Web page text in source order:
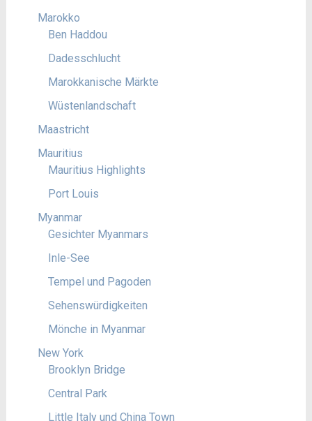
Marokko
Ben Haddou
Dadesschlucht
Marokkanische Märkte
Wüstenlandschaft
Maastricht
Mauritius
Mauritius Highlights
Port Louis
Myanmar
Gesichter Myanmars
Inle-See
Tempel und Pagoden
Sehenswürdigkeiten
Mönche in Myanmar
New York
Brooklyn Bridge
Central Park
Little Italy und China Town